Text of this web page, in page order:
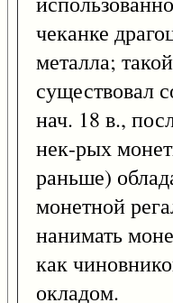
чеканке
металла;
существовал
нач. 18 в.,
нек-рых
раньше)
монетной
нанимать
как
окладом.